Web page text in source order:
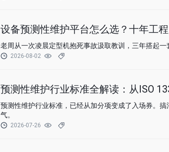
设备预测性维护平台怎么选？十年工
老周从一次凌晨定型机抱死事故汲取教训，三年搭起一
2026-08-02
预测性维护行业标准全解读：从ISO
预测性维护行业标准，已经从加分项变成了入场券。
气。
2026-07-26